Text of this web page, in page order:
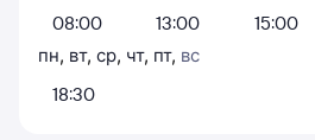
08:00 13:00 15:00
пн, вт, ср, чт, пт, вс
18:30